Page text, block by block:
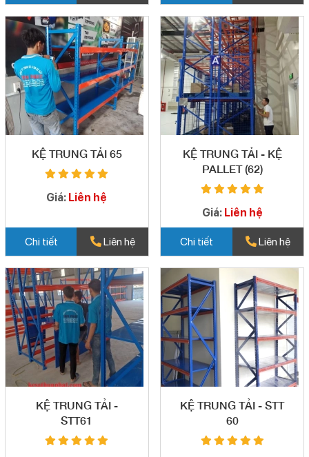
KỆ TRUNG TẢI 65
Giá: Liên hệ
Chi tiết Liên hệ
KỆ TRUNG TẢI - KỆ
PALLET (62)
Giá: Liên hệ
Chi tiết Liên hệ
KỆ TRUNG TẢI -
STT61
KỆ TRUNG TẢI - STT
60